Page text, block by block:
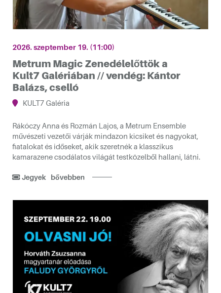
2026. szeptember 19. (11:00)
Metrum Magic Zenedélelőttök a
Kult7 Galériában // vendég: Kántor
Balázs, cselló
KULT7 Galéria
Rákóczy Anna és Rozmán Lajos, a Metrum Ensemble
művészeti vezetői várják mindazon kicsiket és nagyokat,
fiatalokat és időseket, akik szeretnék a klasszikus
kamarazene csodálatos világát testközelből hallani, látni.
Jegyek bővebben